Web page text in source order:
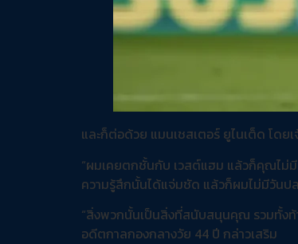
และก็ต่อด้วย แมนเชสเตอร์ ยูไนเต็ด โดย
“ผมเคยตกชั้นกับ เวสต์แฮม แล้วก็คุณไม่มี
ความรู้สึกนั้นได้แจ่มชัด แล้วก็ผมไม่มีวันป
“สิ่งพวกนั้นเป็นสิ่งที่สนับสนุนคุณ รวมทั้งท้
อดีตกาลกองกลางวัย 44 ปี กล่าวเสริม